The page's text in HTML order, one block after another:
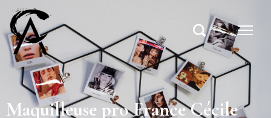
Maquilleuse pro France Cécile